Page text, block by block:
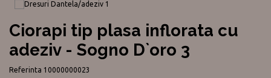
Ciorapi tip plasa inflorata cu
adeziv - Sogno D`oro 3
Referinta 10000000023